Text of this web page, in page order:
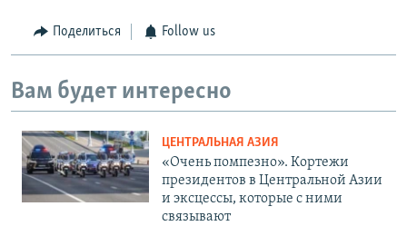
Поделиться Follow us
Вам будет интересно
ЦЕНТРАЛЬНАЯ АЗИЯ
«Очень помпезно». Кортежи
президентов в Центральной Азии
и эксцессы, которые с ними
связывают